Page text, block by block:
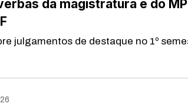
da magistratura e do
julgamentos de destaque no 1º